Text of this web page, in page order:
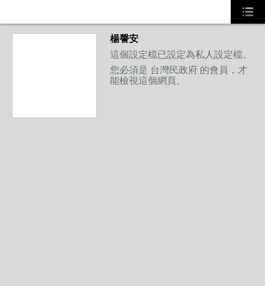
楊謦安
這個設定檔已設定為私人設定檔。
您必須是 台灣民政府 的會員，才
能檢視這個網頁。